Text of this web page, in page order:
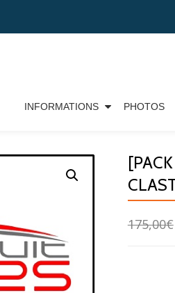
INFORMATIONS PHOTOS
175,00€